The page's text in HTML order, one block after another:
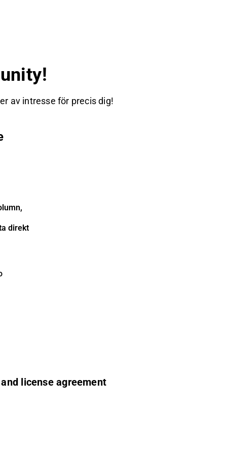
av intresse för precis dig!
direkt
license agreement